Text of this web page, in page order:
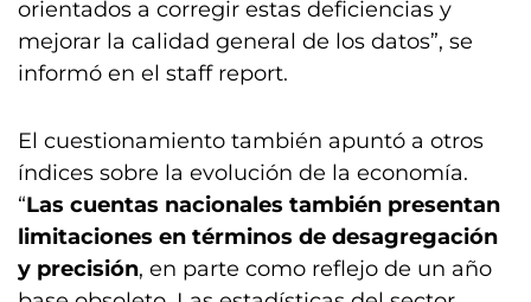
orientados a corregir estas deficiencias y
mejorar la calidad general de los datos”, se
informó en el staff report.
El cuestionamiento también apuntó a otros
índices sobre la evolución de la economía.
“Las cuentas nacionales también presentan
limitaciones en términos de desagregación
y precisión, en parte como reflejo de un año